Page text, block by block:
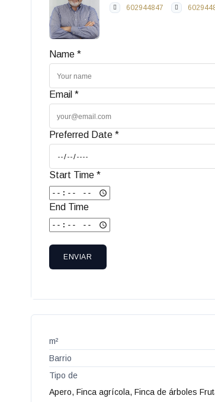
602944847
Name *
Email *
Preferred Date *
Start Time *
End Time
ENVIAR
m²
Barrio
Tipo de
Apero, Finca agrícola, Finca de árboles